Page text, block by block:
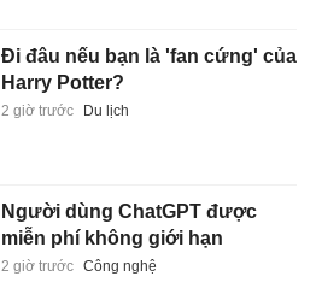
Đi đâu nếu bạn là 'fan cứng' của
Harry Potter?
2 giờ trước Du lịch
Người dùng ChatGPT được
miễn phí không giới hạn
2 giờ trước Công nghệ